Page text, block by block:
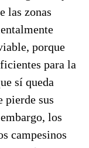
las zonas
porque
para la
sí queda
pierde sus
los
campesinos